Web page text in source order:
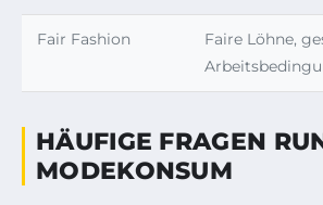
Fair Fashion
Faire Löhne,
HÄUFIGE FRAGEN
MODEKONSUM